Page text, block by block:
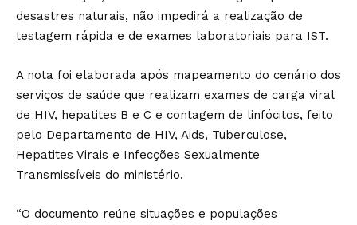
desastres naturais, não impedirá a realização de
testagem rápida e de exames laboratoriais para IST.
A nota foi elaborada após mapeamento do cenário dos
serviços de saúde que realizam exames de carga viral
de HIV, hepatites B e C e contagem de linfócitos, feito
pelo Departamento de HIV, Aids, Tuberculose,
Hepatites Virais e Infecções Sexualmente
Transmissíveis do ministério.
“O documento reúne situações e populações